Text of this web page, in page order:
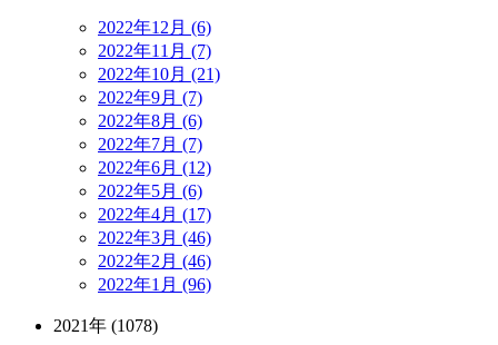
2022年12月 (6)
2022年11月 (7)
2022年10月 (21)
2022年9月 (7)
2022年8月 (6)
2022年7月 (7)
2022年6月 (12)
2022年5月 (6)
2022年4月 (17)
2022年3月 (46)
2022年2月 (46)
2022年1月 (96)
2021年 (1078)